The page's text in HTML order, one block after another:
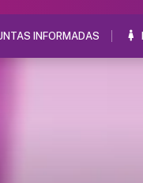
INFORMADAS